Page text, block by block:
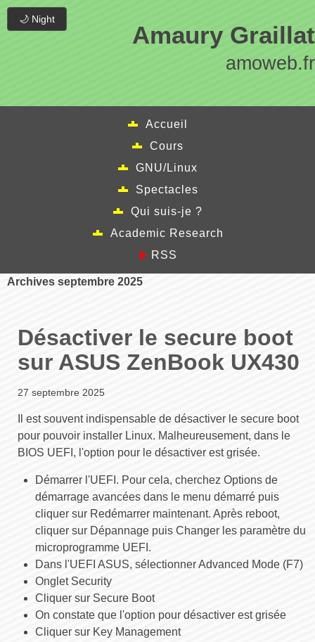
🌙 Night
Amaury Graillat
amoweb.fr
Accueil
Cours
GNU/Linux
Spectacles
Qui suis-je ?
Academic Research
RSS
Archives septembre 2025
Désactiver le secure boot
sur ASUS ZenBook UX430
27 septembre 2025
Il est souvent indispensable de désactiver le secure boot
pour pouvoir installer Linux. Malheureusement, dans le
BIOS UEFI, l'option pour le désactiver est grisée.
Démarrer l'UEFI. Pour cela, cherchez Options de
démarrage avancées dans le menu démarré puis
cliquer sur Redémarrer maintenant. Après reboot,
cliquer sur Dépannage puis Changer les paramètre du
microprogramme UEFI.
Dans l'UEFI ASUS, sélectionner Advanced Mode (F7)
Onglet Security
Cliquer sur Secure Boot
On constate que l'option pour désactiver est grisée
Cliquer sur Key Management